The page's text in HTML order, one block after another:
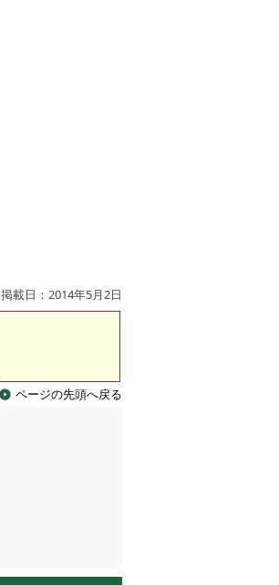
掲載日：2014年5月2日
ページの先頭へ戻る